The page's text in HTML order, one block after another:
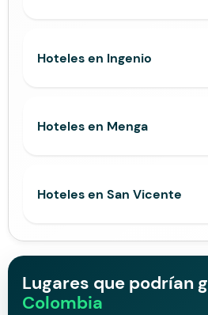
Hoteles en Ingenio
Hoteles en Menga
Hoteles en San Vicente
Lugares que podrían
Colombia